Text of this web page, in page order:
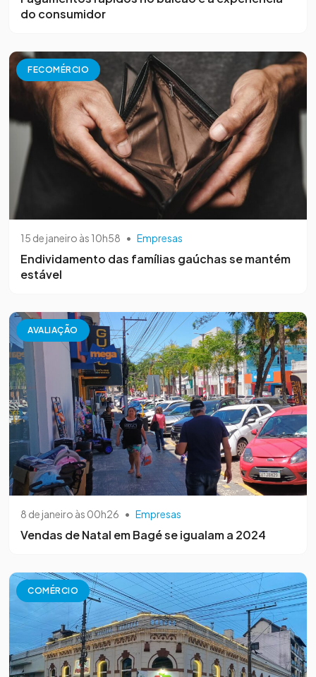
do consumidor
FECOMÉRCIO
15 de janeiro às 10h58 • Empresas
Endividamento das famílias gaúchas se mantém
estável
AVALIAÇÃO
8 de janeiro às 00h26 • Empresas
Vendas de Natal em Bagé se igualam a 2024
COMÉRCIO